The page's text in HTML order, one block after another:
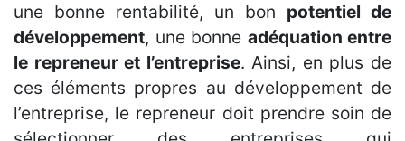
une bonne rentabilité, un bon potentiel de
développement, une bonne adéquation entre
le repreneur et l’entreprise. Ainsi, en plus de
ces éléments propres au développement de
l’entreprise, le repreneur doit prendre soin de